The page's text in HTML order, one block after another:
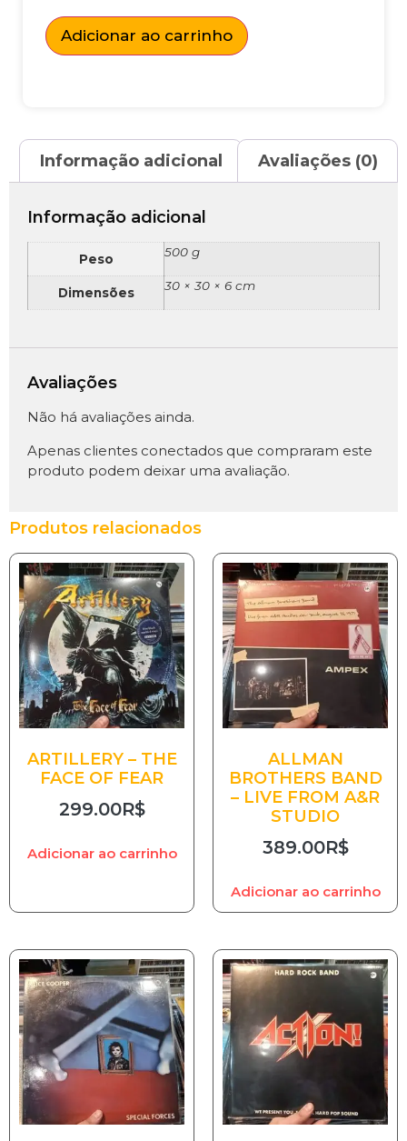
Adicionar ao carrinho
Informação adicional Avaliações (0)
Informação adicional
Peso 500 g
Dimensões 30 × 30 × 6 cm
Avaliações
Não há avaliações ainda.
Apenas clientes conectados que compraram este
produto podem deixar uma avaliação.
Produtos relacionados
ARTILLERY – THE
FACE OF FEAR
299.00R$
Adicionar ao carrinho
ALLMAN
BROTHERS BAND
– LIVE FROM A&R
STUDIO
389.00R$
Adicionar ao carrinho